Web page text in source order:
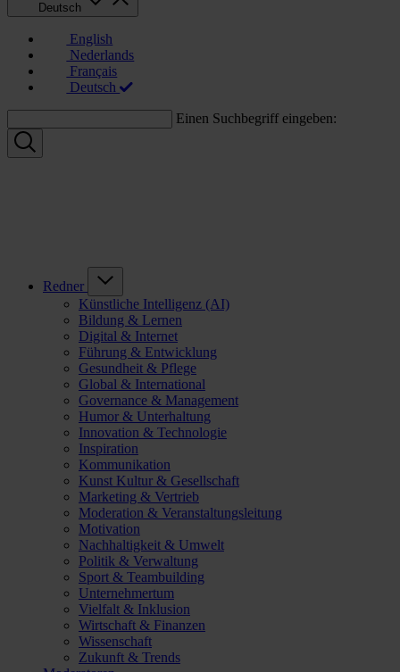
Deutsch
English
Nederlands
Français
Deutsch
Einen Suchbegriff eingeben:
Redner
Künstliche Intelligenz (AI)
Bildung & Lernen
Digital & Internet
Führung & Entwicklung
Gesundheit & Pflege
Global & International
Governance & Management
Humor & Unterhaltung
Innovation & Technologie
Inspiration
Kommunikation
Kunst Kultur & Gesellschaft
Marketing & Vertrieb
Moderation & Veranstaltungsleitung
Motivation
Nachhaltigkeit & Umwelt
Politik & Verwaltung
Sport & Teambuilding
Unternehmertum
Vielfalt & Inklusion
Wirtschaft & Finanzen
Wissenschaft
Zukunft & Trends